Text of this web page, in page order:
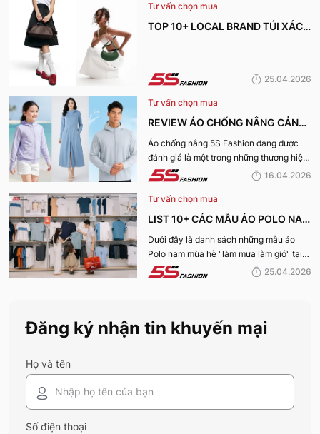
được nhiều đánh giá tích cực nhất hiện
nay.
Tư vấn chọn mua
TOP 10+ LOCAL BRAND TÚI XÁCH
25.04.2026
Tư vấn chọn mua
REVIEW ÁO CHỐNG NẮNG CẢN
TIA UV, CHỐNG NẮNG TỐT NHẤT
CỦA 5S FASHION 2026
Áo chống nắng 5S Fashion đang được
đánh giá là một trong những thương hiệu
áo đáng mua hàng đầu hiện nay. Vậy
giá tích cực đến vậy? Cùng đi hết bài
viết nhé!
16.04.2026
Tư vấn chọn mua
LIST 10+ CÁC MẪU ÁO POLO NAM
MÙA HÈ BÁN CHẠY NHẤT CỦA 5S
FASHION 2026
Dưới đây là danh sách những mẫu áo
Polo nam mùa hè "làm mưa làm gió" tại
hệ thống 5S Fashion mà bất kỳ quý ông
25.04.2026
Đăng ký nhận tin khuyến mại
Họ và tên
Số điện thoại